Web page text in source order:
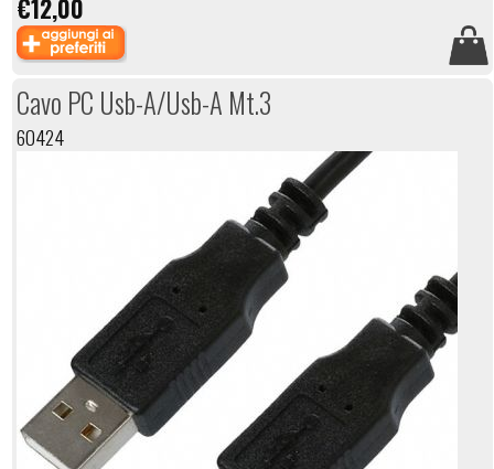
€12,00
Cavo PC Usb-A/Usb-A Mt.3
60424